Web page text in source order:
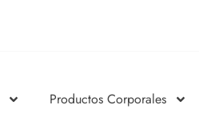
Productos Corporales